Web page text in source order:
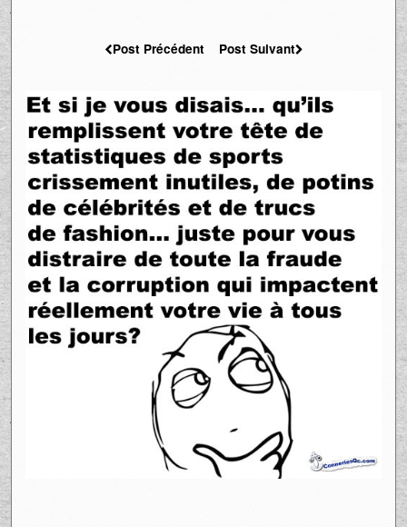
Post Précédent Post Suivant